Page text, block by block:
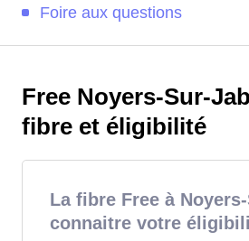
Foire aux questions
Free Noyers-Sur-
fibre et éligibilité
La fibre Free à
connaitre votre